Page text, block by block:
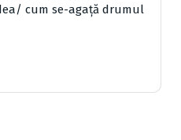
cum se-agaţă drumul